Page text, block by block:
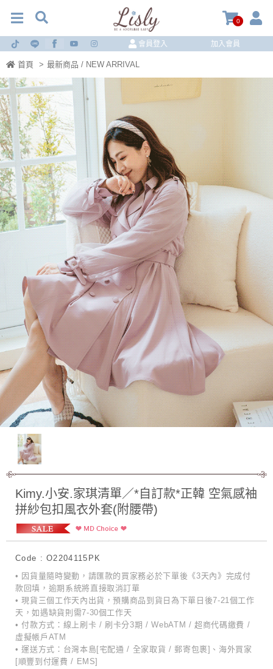
0
會員登入 加入會員
首頁 > 最新商品 / NEW ARRIVAL
Kimy.小安.家琪清單／*自訂款*正韓 空氣感袖
拼紗包扣風衣外套(附腰帶)
Code : O2204115PK
• 因貨量隨時變動，請匯款的買家務必於下單後《3天內》完成付
款回填，逾期系統將直接取消訂單
• 現貨三個工作天內出貨，預購商品到貨日為下單日後7-21個工作
天，如遇缺貨則需7-30個工作天
• 付款方式：線上刷卡 / 刷卡分3期 / WebATM / 超商代碼繳費 /
虛擬帳戶ATM
• 運送方式：台灣本島[宅配通 / 全家取貨 / 郵寄包裹]、海外買家
[順豐到付運費 / EMS]